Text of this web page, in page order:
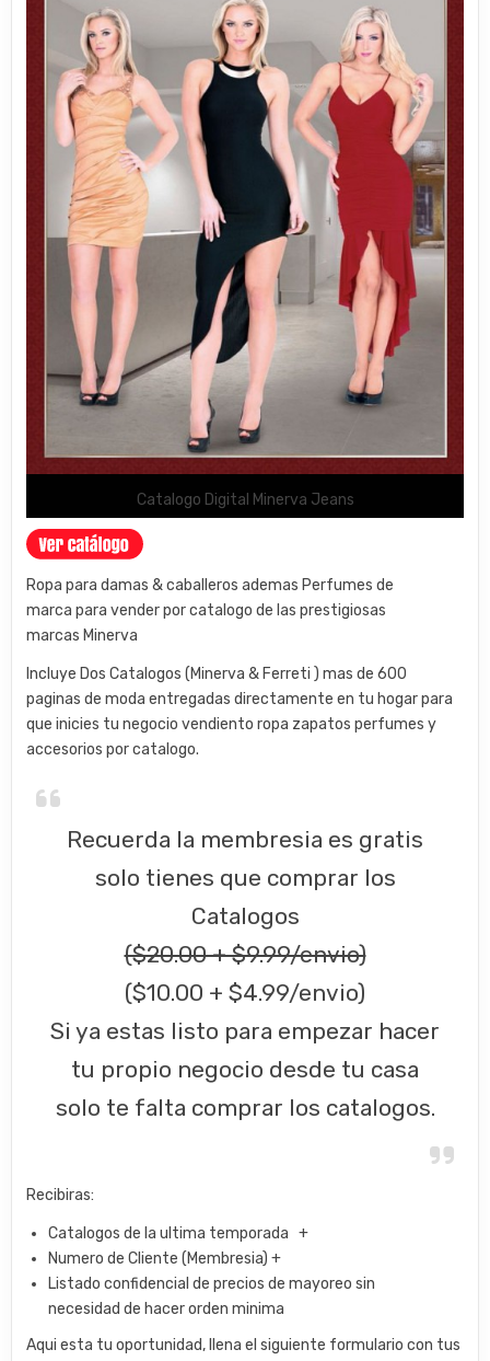
Catalogo Digital Minerva Jeans
Ropa para damas & caballeros ademas Perfumes de
marca para vender por catalogo de las prestigiosas
marcas Minerva
Incluye Dos Catalogos (Minerva & Ferreti ) mas de 600
paginas de moda entregadas directamente en tu hogar para
que inicies tu negocio vendiento ropa zapatos perfumes y
accesorios por catalogo.
Recuerda la membresia es gratis
solo tienes que comprar los
Catalogos
($20.00 + $9.99/envio)
($10.00 + $4.99/envio)
Si ya estas listo para empezar hacer
tu propio negocio desde tu casa
solo te falta comprar los catalogos.
Recibiras:
Catalogos de la ultima temporada +
Numero de Cliente (Membresia) +
Listado confidencial de precios de mayoreo sin
necesidad de hacer orden minima
Aqui esta tu oportunidad, llena el siguiente formulario con tus